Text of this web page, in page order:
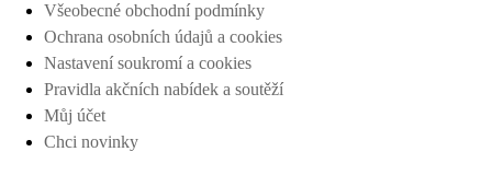
Všeobecné obchodní podmínky
Ochrana osobních údajů a cookies
Nastavení soukromí a cookies
Pravidla akčních nabídek a soutěží
Můj účet
Chci novinky